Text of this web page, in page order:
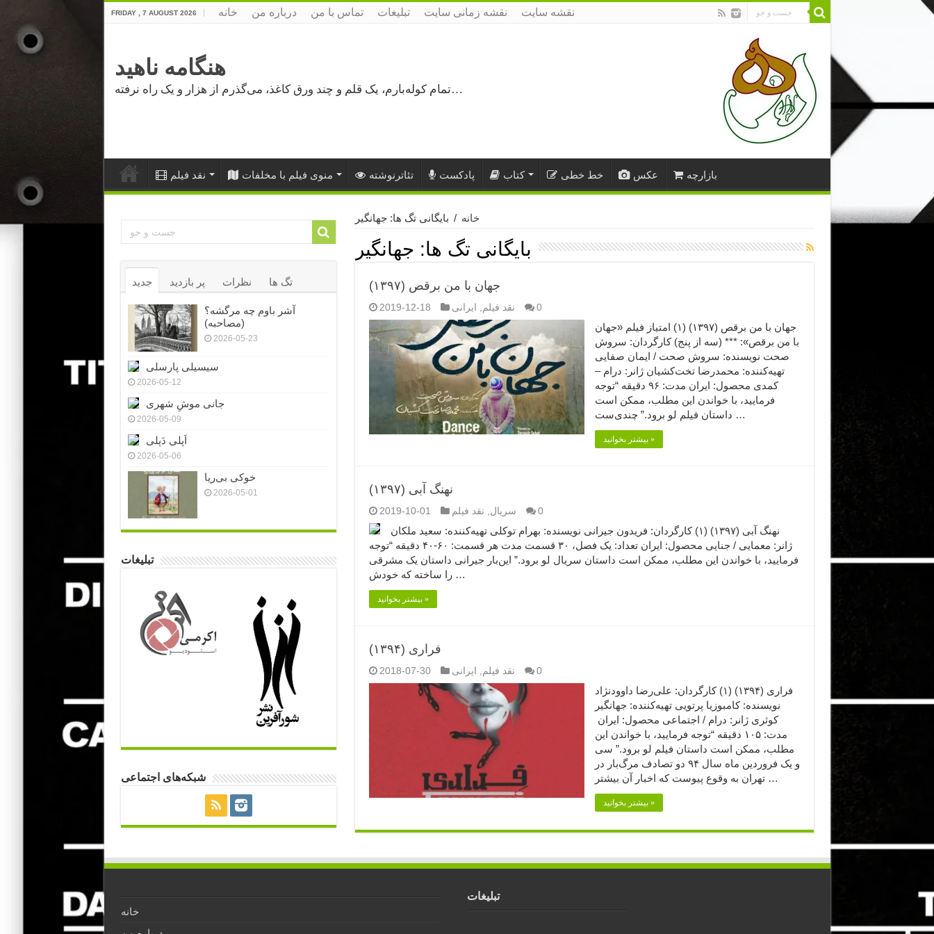
FRIDAY , 7 AUGUST 2026 خانه درباره من تماس با من تبلیغات نقشه زمانی سایت نقشه سایت
هنگامه ناهید
تمام کوله‌بارم، یک قلم و چند ورق کاغذ، می‌گذرم از هزار و یک راه نرفته…
نقد فیلم منوی فیلم با مخلفات تئاترنوشته پادکست کتاب خط خطی عکس بازارچه
خانه / بایگانی تگ ها: جهانگیر
بایگانی تگ ها: جهانگیر
جهان با من برقص (۱۳۹۷)
2019-12-18 نقد فیلم ایرانی 0
جهان با من برقص (۱۳۹۷) (۱) امتیاز فیلم «جهان
با من برقص»: *** (سه از پنج) کارگردان: سروش
صحت نویسنده: سروش صحت / ایمان صفایی
تهیه‌کننده: محمدرضا تخت‌کشیان ژانر: درام –
کمدی محصول: ایران مدت: ۹۶ دقیقه “توجه
فرمایید،‌ با خواندن این مطلب، ممکن است
داستان فیلم لو برود.” چندی‌ست …
بیشتر بخوانید »
نهنگ آبی (۱۳۹۷)
2019-10-01 سریال نقد فیلم 0
نهنگ آبی (۱۳۹۷) (۱) کارگردان: فریدون جیرانی نویسنده: بهرام توکلی تهیه‌کننده: سعید ملکان
ژانر: معمایی / جنایی محصول: ایران تعداد: یک فصل، ۳۰ قسمت مدت هر قسمت: ۶۰-۴۰ دقیقه “توجه
فرمایید،‌ با خواندن این مطلب، ممکن است داستان سریال لو برود.” این‌بار جیرانی داستان یک مشرقی
را ساخته که خودش …
بیشتر بخوانید »
فراری (۱۳۹۴)
2018-07-30 نقد فیلم ایرانی 0
فراری (۱۳۹۴) (۱) کارگردان: علی‌رضا داوودنژاد
نویسنده: کامبوزیا پرتویی تهیه‌کننده: جهانگیر
کوثری ژانر: درام / اجتماعی محصول: ایران
مدت: ۱۰۵ دقیقه “توجه فرمایید،‌ با خواندن این
مطلب، ممکن است داستان فیلم لو برود.” سی
و یک فروردین ماه سال ۹۴ دو تصادف مرگ‌بار در
تهران به وقوع پیوست که اخبار آن بیشتر …
بیشتر بخوانید »
جدید پر بازدید نظرات تگ ها
آشر باوم چه مرگشه؟
(مصاحبه)
2026-05-23
سیسیلی پارسلی
2026-05-12
جانی موشِ شهری
2026-05-09
اَپلی دَپلی
2026-05-06
خوکی بی‌ریا
2026-05-01
تبلیغات
شبکه‌های اجتماعی
خانه
تبلیغات